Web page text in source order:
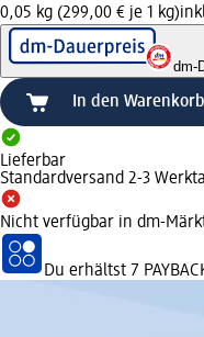
0,05 kg (299,00 € je 1 kg)
dm-
In den Warenkorb
Lieferbar
Standardversand 2-3
Nicht verfügbar in dm-
Du erhältst 7